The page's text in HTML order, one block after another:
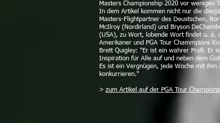
Masters Championship 2020 vor wenigen
In dem Artikel kommen nicht nur die
Masters-Flightpartner des Deustschen,
McIlroy (Nordirland) und Bryson
(USA), zu Wort, lobende Wort findet u. a.
Amerikaner und PGA Tour Chammpions
Brett Quigley: "Er ist ein wahrer Profi. Er
Inspiration für Alle auf und neben dem
Es ist ein Vergnügen, jede Woche mit ihm
konkurrieren."
> zum Artikel auf der PGA Tour